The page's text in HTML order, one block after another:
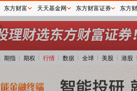
期指 期权 行情 数据 全球 美股 港股
东方财富 天天基金网 东方财富证券 东方